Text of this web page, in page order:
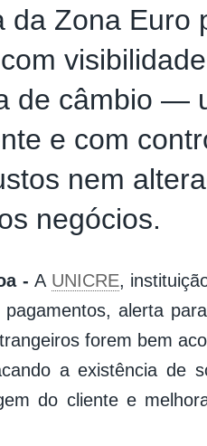
da Zona Euro
de câmbio —
e com
nem
negócios.
- A UNICRE,
alerta
forem bem
a existência de
do cliente e